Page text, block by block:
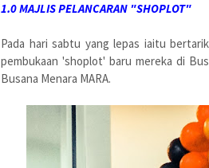
1.0 MAJLIS PELANCARAN "SHOPLOT"
Pada hari sabtu yang lepas iaitu
pembukaan 'shoplot' baru mereka di
Busana Menara MARA.